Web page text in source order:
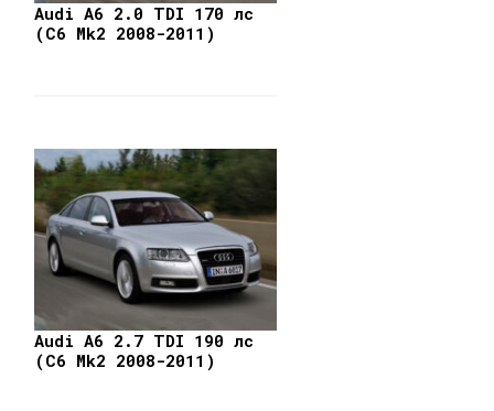
Audi A6 2.0 TDI 170 лс
(C6 Mk2 2008-2011)
Audi A6 2.7 TDI 190 лс
(C6 Mk2 2008-2011)